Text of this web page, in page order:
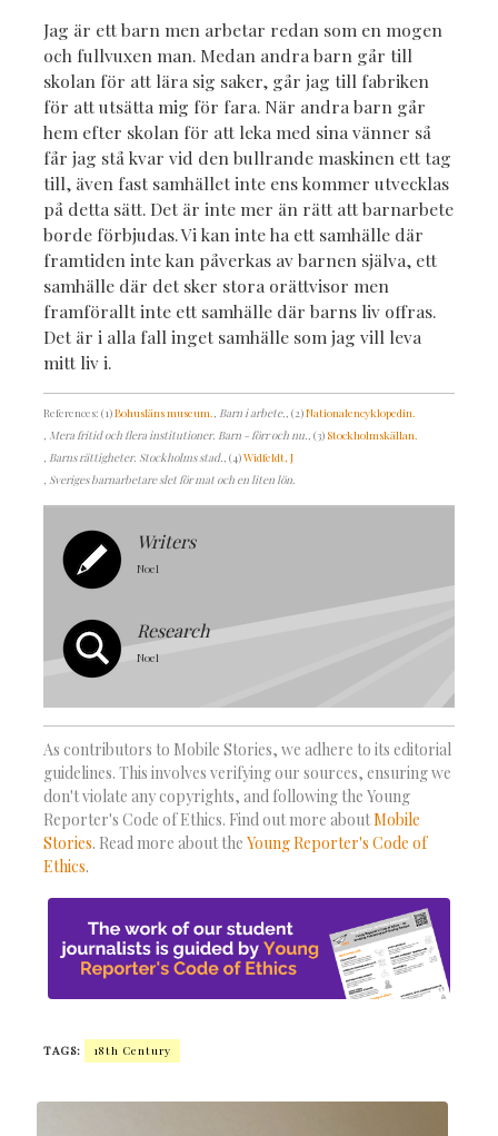
Jag är ett barn men arbetar redan som en mogen
och fullvuxen man. Medan andra barn går till
skolan för att lära sig saker, går jag till fabriken
för att utsätta mig för fara. När andra barn går
hem efter skolan för att leka med sina vänner så
får jag stå kvar vid den bullrande maskinen ett tag
till, även fast samhället inte ens kommer utvecklas
på detta sätt. Det är inte mer än rätt att barnarbete
borde förbjudas. Vi kan inte ha ett samhälle där
framtiden inte kan påverkas av barnen själva, ett
samhälle där det sker stora orättvisor men
framförallt inte ett samhälle där barns liv offras.
Det är i alla fall inget samhälle som jag vill leva
mitt liv i.
References: (1)Bohusläns museum., Barn i arbete., (2)Nationalencyklopedin.
, Mera fritid och flera institutioner. Barn - förr och nu., (3) Stockholmskällan.
, Barns rättigheter. Stockholms stad., (4)Widfeldt, J
, Sveriges barnarbetare slet för mat och en liten lön.
Writers
Noel
Research
Noel
As contributors to Mobile Stories, we adhere to its editorial
guidelines. This involves verifying our sources, ensuring we
don't violate any copyrights, and following the Young
Reporter's Code of Ethics. Find out more aboutMobile
Stories. Read more about the Young Reporter's Code of
Ethics.
TAGS: 18th Century